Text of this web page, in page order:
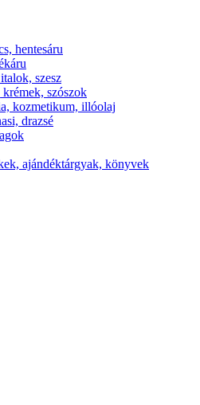
hentesáru
szesz
krémek, szószok
kozmetikum, illóolaj
drazsé
ajándéktárgyak, könyvek